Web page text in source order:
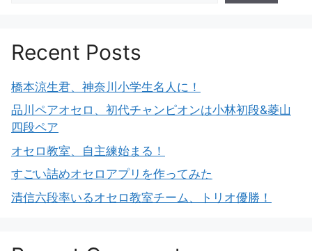
Recent Posts
橋本涼生君、神奈川小学生名人に！
品川ペアオセロ、初代チャンピオンは小林初段&菱山
四段ペア
オセロ教室、自主練始まる！
すごい詰めオセロアプリを作ってみた
清信六段率いるオセロ教室チーム、トリオ優勝！